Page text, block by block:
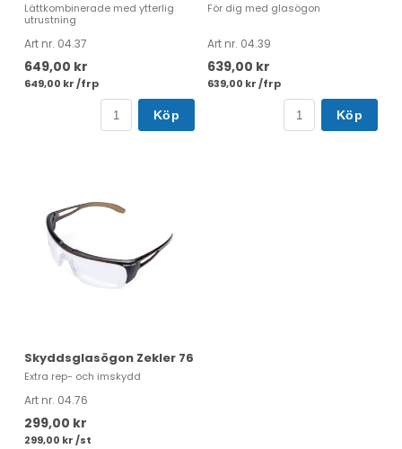
Lättkombinerade med ytterlig
utrustning
Art nr. 04.37
649,00 kr
649,00 kr /frp
Köp
För dig med glasögon
Art nr. 04.39
639,00 kr
639,00 kr /frp
Köp
Skyddsglasögon Zekler 76
Extra rep- och imskydd
Art nr. 04.76
299,00 kr
299,00 kr /st